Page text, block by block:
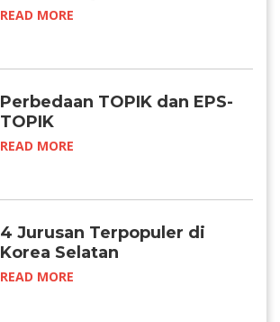
Korea
READ MORE
Perbedaan TOPIK dan EPS-
TOPIK
READ MORE
4 Jurusan Terpopuler di
Korea Selatan
READ MORE